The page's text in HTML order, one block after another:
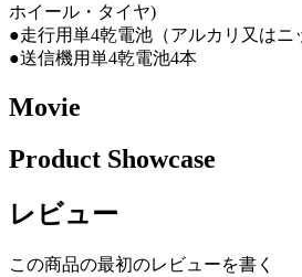
ホイール・タイヤ)
●走行用単4乾電池（アルカリ又はニ
●送信機用単4乾電池4本
Movie
Product Showcase
レビュー
この商品の最初のレビューを書く